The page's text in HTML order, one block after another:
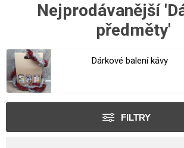
Nejprodávanější
předměty'
Dárkové balení kávy
FILTRY